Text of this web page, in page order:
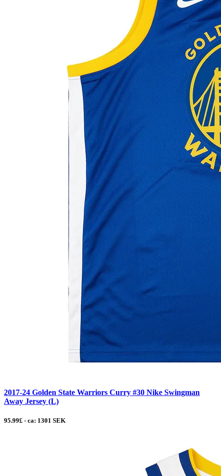
2017-24 Golden State Warriors Curry #30 Nike Swingman
Away Jersey (L)
95.99£ - ca: 1301 SEK